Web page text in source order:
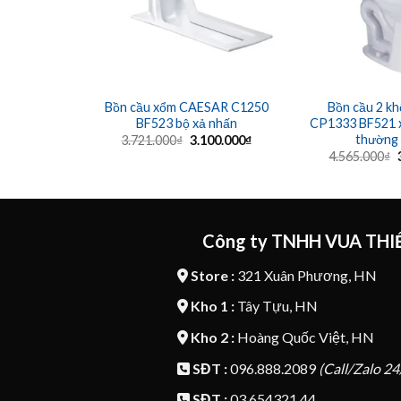
Bồn cầu xổm CAESAR C1250
BF523 bộ xả nhấn
3.721.000₫ Giá
3.100.000₫Giá
Bồn cầu 2
CP1333 BF521
thường
4.565.000₫
Công ty TNHH VUA
Store :321 Xuân Phương, HN
Kho 1 :Tây Tựu, HN
Kho 2 :Hoàng Quốc Việt, HN
SĐT :096.888.2089 (Call/Zalo